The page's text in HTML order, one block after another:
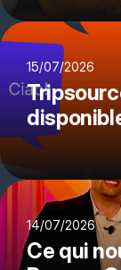
15/07/2026
14/07/2026
Ce qui